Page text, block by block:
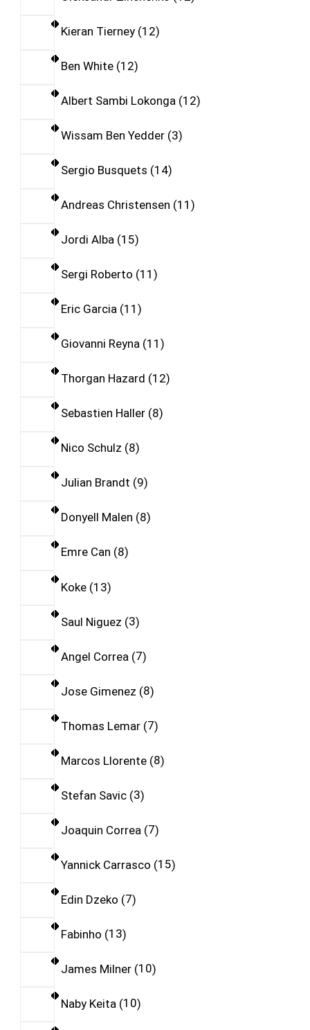
Kieran Tierney 12
Ben White 12
Albert Sambi Lokonga 12
Wissam Ben Yedder 3
Sergio Busquets 14
Andreas Christensen 11
Jordi Alba 15
Sergi Roberto 11
Eric Garcia 11
Giovanni Reyna 11
Thorgan Hazard 12
Sebastien Haller 8
Nico Schulz 8
Julian Brandt 9
Donyell Malen 8
Emre Can 8
Koke 13
Saul Niguez 3
Angel Correa 7
Jose Gimenez 8
Thomas Lemar 7
Marcos Llorente 8
Stefan Savic 3
Joaquin Correa 7
Yannick Carrasco 15
Edin Dzeko 7
Fabinho 13
James Milner 10
Naby Keita 10